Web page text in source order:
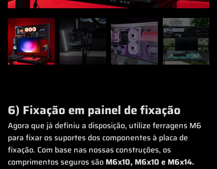
6) Fixação em painel de fixação
Agora que já definiu a disposição, utilize ferragens M6
para fixar os suportes dos componentes à placa de
fixação. Com base nas nossas construções, os
comprimentos seguros são M6x10, M6x10 e M6x14.